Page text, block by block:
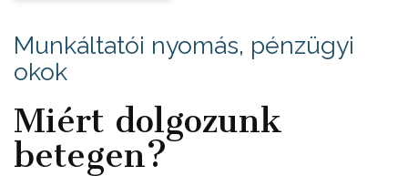
Munkáltatói nyomás, pénzügyi
okok
Miért dolgozunk
betegen?